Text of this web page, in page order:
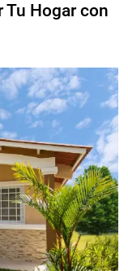
Tu Hogar con